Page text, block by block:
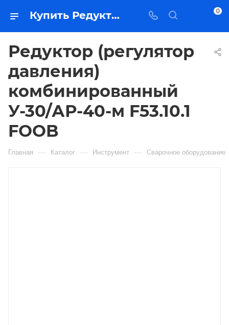
Купить Редуктор (регулятор давления) комбинированный У-30/АР-40-м F53.10.1 FOOB в Якутске — цена, характеристики, подбор | Востоктехторг 0
Редуктор (регулятор
давления)
комбинированный
У-30/АР-40-м F53.10.1
FOOB
Главная — Каталог — Инструмент — Сварочное оборудование